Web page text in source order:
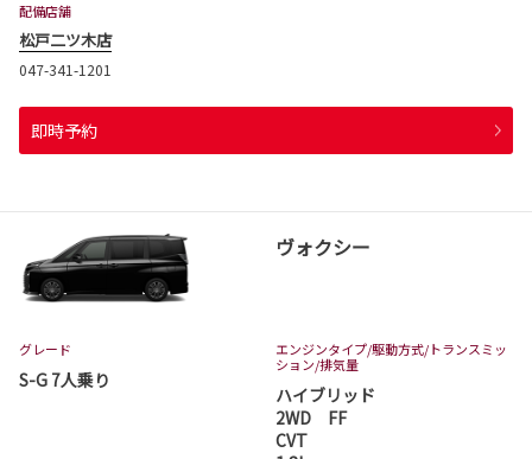
配備店舗
松戸二ツ木店
047-341-1201
即時予約
ヴォクシー
グレード
S-G 7人乗り
エンジンタイプ/駆動方式/トランスミッ
ション/排気量
ハイブリッド
2WD FF
CVT